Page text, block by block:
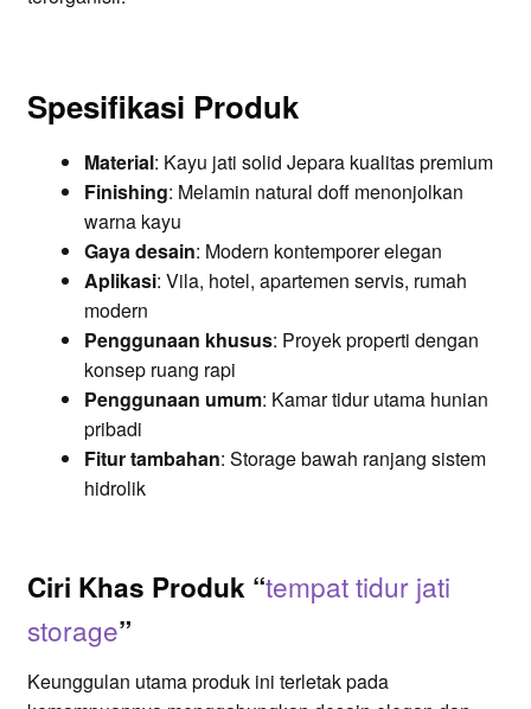
Spesifikasi Produk
Material: Kayu jati solid Jepara kualitas premium
Finishing: Melamin natural doff menonjolkan
warna kayu
Gaya desain: Modern kontemporer elegan
Aplikasi: Vila, hotel, apartemen servis, rumah
modern
Penggunaan khusus: Proyek properti dengan
konsep ruang rapi
Penggunaan umum: Kamar tidur utama hunian
pribadi
Fitur tambahan: Storage bawah ranjang sistem
hidrolik
Ciri Khas Produk “tempat tidur jati
storage”
Keunggulan utama produk ini terletak pada